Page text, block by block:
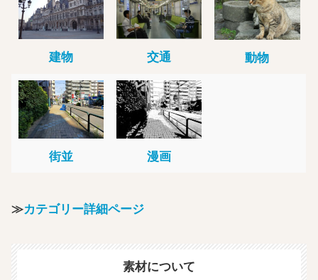
建物 交通 動物
街並 漫画
≫カテゴリー詳細ページ
素材について